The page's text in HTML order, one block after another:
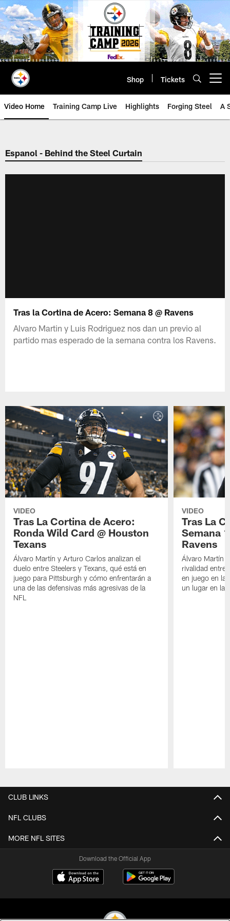
Skip
to
main
content
Shop Tickets
Video Home Training Camp Live Highlights Forging Steel A
Espanol - Behind the Steel Curtain
Tras la Cortina de Acero: Semana 8 @ Ravens
Alvaro Martin y Luis Rodriguez nos dan un previo al
partido mas esperado de la semana contra los Ravens.
VIDEO
Tras La Cortina de Acero:
Ronda Wild Card @ Houston
Texans
Álvaro Martín y Arturo Carlos analizan el
duelo entre Steelers y Texans, qué está en
juego para Pittsburgh y cómo enfrentarán a
una de las defensivas más agresivas de la
NFL
VIDEO
Tras La
Semana
Ravens
Álvaro Martín
rivalidad entre
en juego en la
un lugar en la
CLUB LINKS
NFL CLUBS
MORE NFL SITES
Download the Official App